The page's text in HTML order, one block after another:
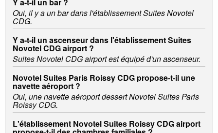
Oui, il y a un bar dans l'établissement Suites Novotel
CDG.
Y a-t-il un ascenseur dans l'établissement Suites
Novotel CDG airport ?
Suites Novotel CDG airport est équipé d'un ascenseur.
Novotel Suites Paris Roissy CDG propose-t-il une
navette aéroport ?
Oui, une navette aéroport dessert Novotel Suites Paris
Roissy CDG.
L'établissement Novotel Suites Roissy CDG airport